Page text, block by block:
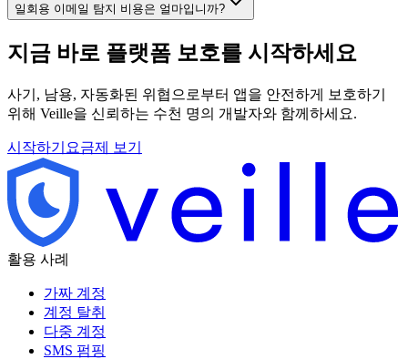
일회용 이메일 탐지 비용은 얼마입니까?
지금 바로 플랫폼 보호를 시작하세요
사기, 남용, 자동화된 위협으로부터 앱을 안전하게 보호하기
위해 Veille을 신뢰하는 수천 명의 개발자와 함께하세요.
시작하기 요금제 보기
활용 사례
가짜 계정
계정 탈취
다중 계정
SMS 펌핑